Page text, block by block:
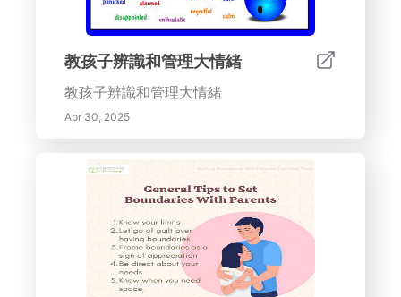
召，例如：“了解更多關於培養對學習的熱
愛！訪問我們的資源頁面，獲取技巧、文章
和工具。”鏈接到您網站上的相關資源頁
面。]</p>
教孩子辨識和管理大情緒
教孩子辨識和管理大情緒
Apr 30, 2025